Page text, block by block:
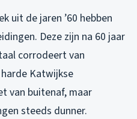
uit de jaren ’60 hebben
Deze zijn na 60 jaar
corrodeert van
Katwijkse
van buitenaf, maar
steeds dunner.